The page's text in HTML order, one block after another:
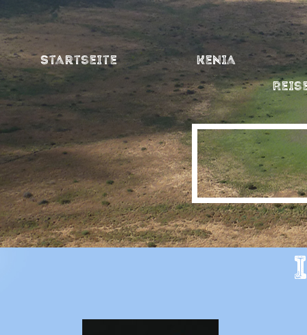
Startseite
Kenia